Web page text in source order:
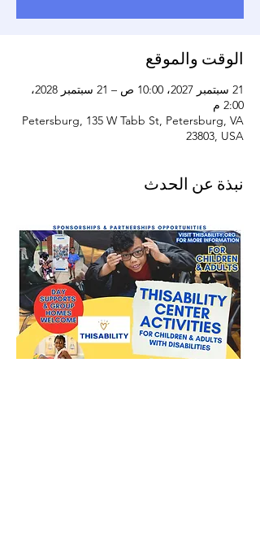
الوقت والموقع
21 سبتمبر 2027، 10:00 ص – 21 سبتمبر 2028،
2:00 م
Petersburg, 135 W Tabb St, Petersburg, VA
23803, USA
نبذة عن الحدث